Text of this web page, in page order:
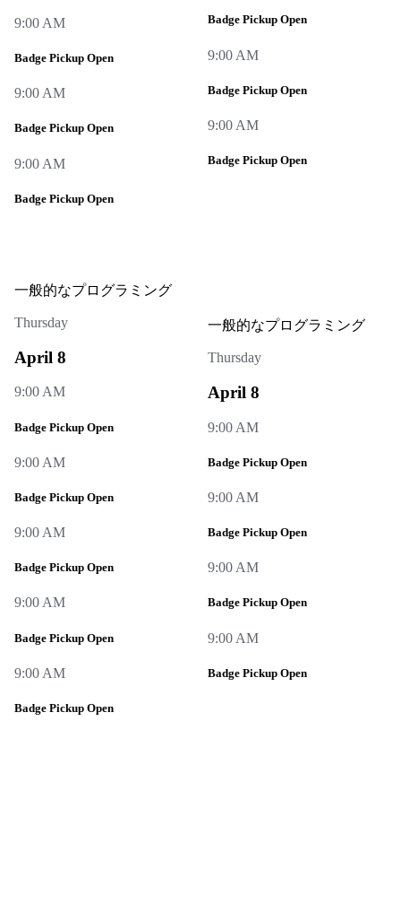
9:00 AM
Badge Pickup Open
9:00 AM
Badge Pickup Open
9:00 AM
Badge Pickup Open
Badge Pickup Open
9:00 AM
Badge Pickup Open
9:00 AM
Badge Pickup Open
一般的なプログラミング
Thursday
April 8
9:00 AM
Badge Pickup Open
9:00 AM
Badge Pickup Open
9:00 AM
Badge Pickup Open
9:00 AM
Badge Pickup Open
9:00 AM
Badge Pickup Open
一般的なプログラミング
Thursday
April 8
9:00 AM
Badge Pickup Open
9:00 AM
Badge Pickup Open
9:00 AM
Badge Pickup Open
9:00 AM
Badge Pickup Open